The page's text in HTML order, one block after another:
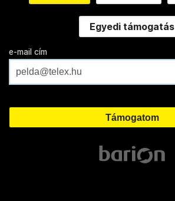
Egyedi támogatás
e-mail cím